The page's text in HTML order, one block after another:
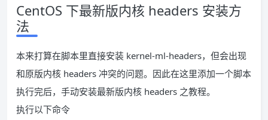
CentOS 下最新版内核 headers 安装方
法
本来打算在脚本里直接安装 kernel-ml-headers，但会出现
和原版内核 headers 冲突的问题。因此在这里添加一个脚本
执行完后，手动安装最新版内核 headers 之教程。
执行以下命令